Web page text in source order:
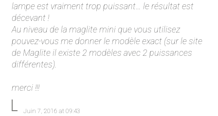
lampe est vraiment trop puissant… le résultat est
décevant !
Au niveau de la maglite mini que vous utilisez
pouvez-vous me donner le modèle exact (sur le site
de Maglite il existe 2 modèles avec 2 puissances
différentes).
merci !!!
Juin 7, 2016 at 09:43